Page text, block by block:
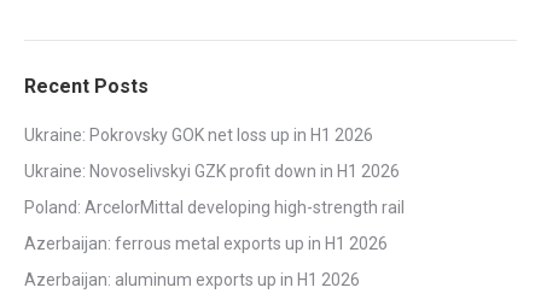
Recent Posts
Ukraine: Pokrovsky GOK net loss up in H1 2026
Ukraine: Novoselivskyi GZK profit down in H1 2026
Poland: ArcelorMittal developing high-strength rail
Azerbaijan: ferrous metal exports up in H1 2026
Azerbaijan: aluminum exports up in H1 2026